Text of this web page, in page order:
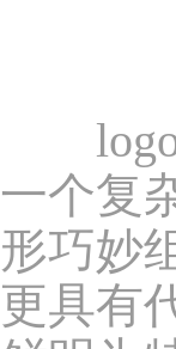
logo
一个复
形巧妙
更具有